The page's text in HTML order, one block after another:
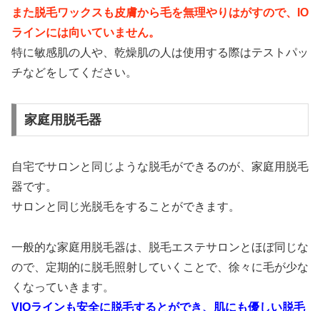
また脱毛ワックスも皮膚から毛を無理やりはがすので、IO
ラインには向いていません。
特に敏感肌の人や、乾燥肌の人は使用する際はテストパッ
チなどをしてください。
家庭用脱毛器
自宅でサロンと同じような脱毛ができるのが、家庭用脱毛
器です。
サロンと同じ光脱毛をすることができます。
一般的な家庭用脱毛器は、脱毛エステサロンとほぼ同じな
ので、定期的に脱毛照射していくことで、徐々に毛が少な
くなっていきます。
VIOラインも安全に脱毛するとができ、肌にも優しい脱毛